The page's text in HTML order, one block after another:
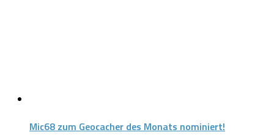
Mic68 zum Geocacher des Monats nominiert!